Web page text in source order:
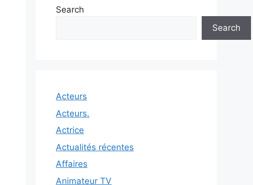
Search
Search
Acteurs
Acteurs.
Actrice
Actualités récentes
Affaires
Animateur TV